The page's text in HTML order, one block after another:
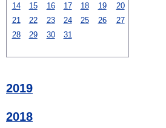
14
15 16 17 18 19
20
21
22 23 24 25 26
27
28
29 30 31
2019
2018